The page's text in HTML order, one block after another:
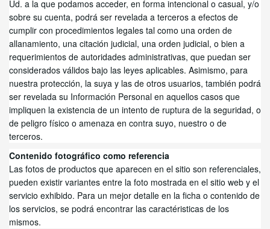
Ud. a la que podamos acceder, en forma intencional o casual, y/o
sobre su cuenta, podrá ser revelada a terceros a efectos de
cumplir con procedimientos legales tal como una orden de
allanamiento, una citación judicial, una orden judicial, o bien a
requerimientos de autoridades administrativas, que puedan ser
considerados válidos bajo las leyes aplicables. Asimismo, para
nuestra protección, la suya y las de otros usuarios, también podrá
ser revelada su Información Personal en aquellos casos que
impliquen la existencia de un intento de ruptura de la seguridad, o
de peligro físico o amenaza en contra suyo, nuestro o de
terceros.
Contenido fotográfico como referencia
Las fotos de productos que aparecen en el sitio son referenciales,
pueden existir variantes entre la foto mostrada en el sitio web y el
servicio exhibido. Para un mejor detalle en la ficha o contenido de
los servicios, se podrá encontrar las caractéristicas de los
mismos.